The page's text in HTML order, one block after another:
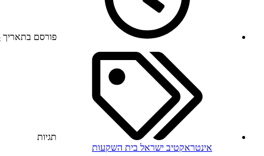
פורסם בתאריך
תגיות
אינטראקטיב ישראל בית השקעות